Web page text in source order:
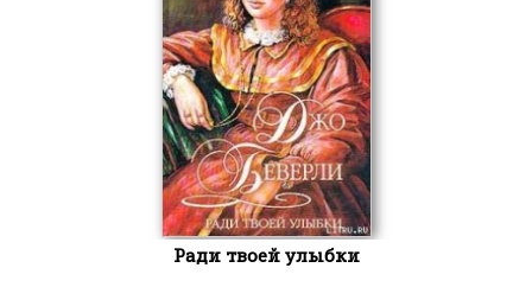
Ради твоей улыбки